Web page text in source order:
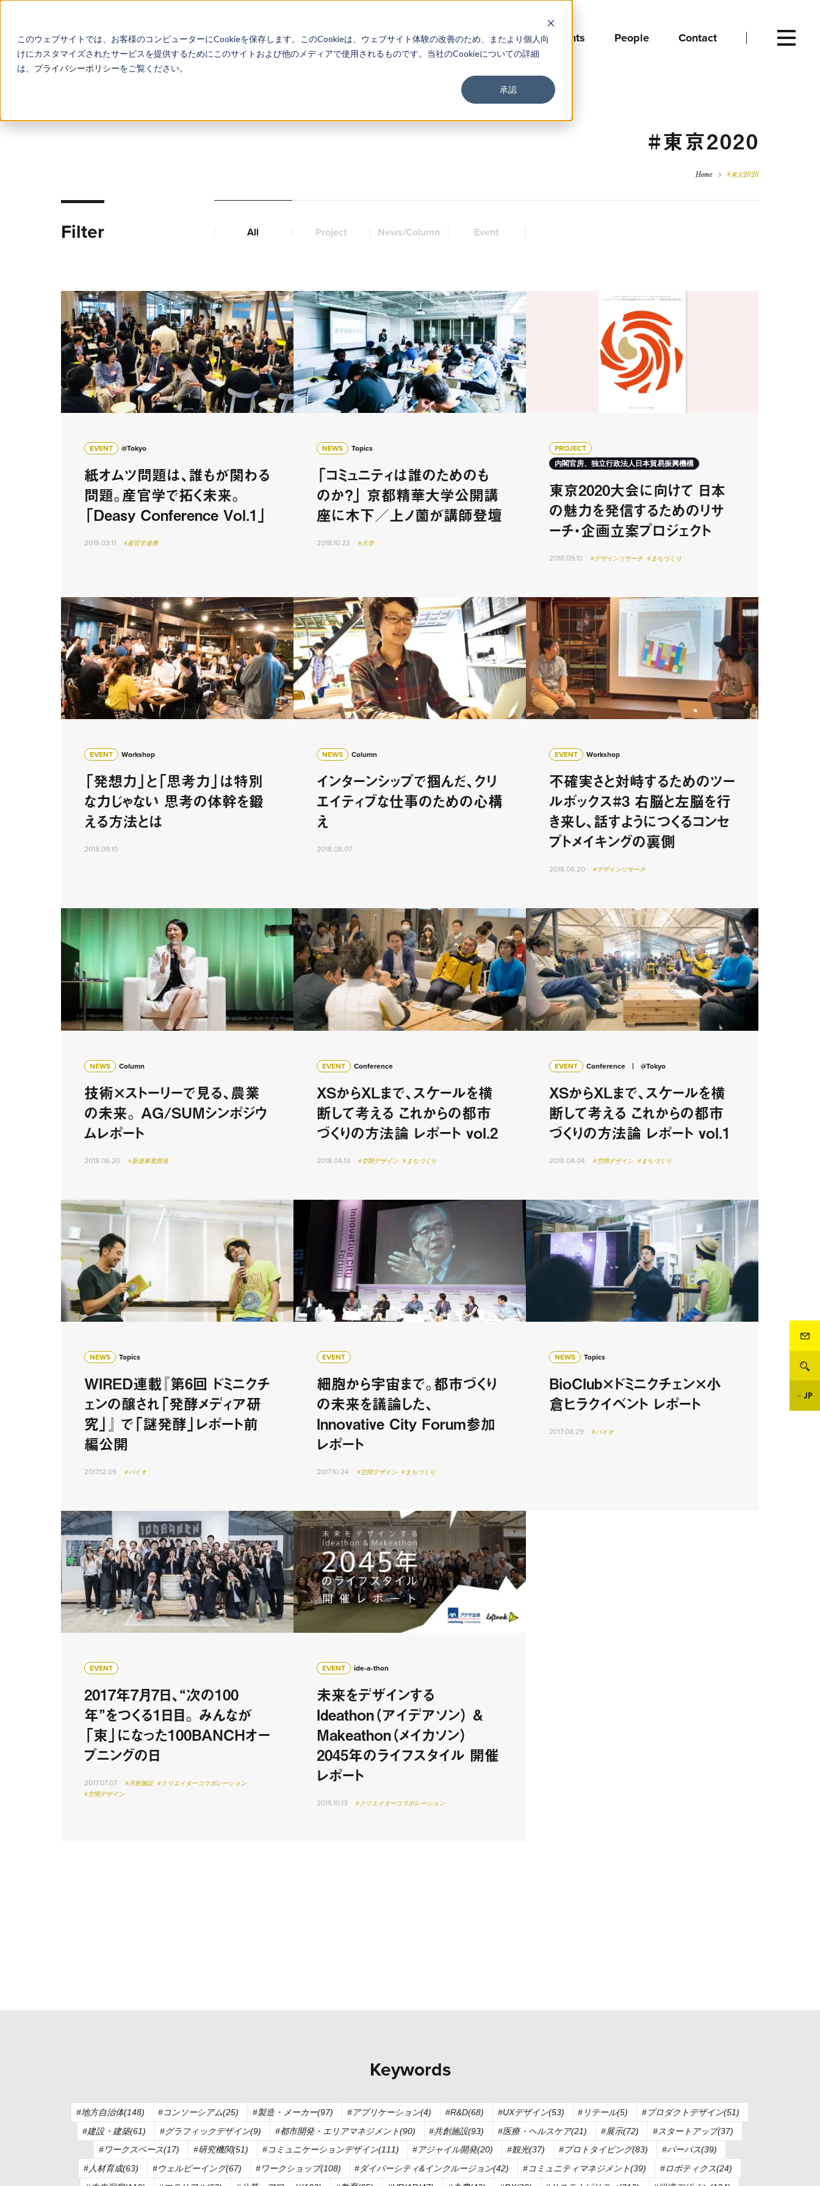
このウェブサイトでは、お客様のコンピューターにCookieを保存します。このCookieは、ウェブサイト体験の改善のため、またより個人向
けにカスタマイズされたサービスを提供するためにこのサイトおよび他のメディアで使用されるものです。当社のCookieについての詳細
は、 プライバシーポリシーをご覧ください。
承認
About Service Work Findings Events People Contact
#東京2020
Home #東京2020
JP
Filter All Project News/Column Event
EVENT @Tokyo
紙オムツ問題は、誰もが関わる
問題。産官学で拓く未来。
「Deasy Conference Vol.1」
2019.03.11 #産官学連携
NEWS Topics
「コミュニティは誰のためのも
のか？」 京都精華大学公開講
座に木下／上ノ薗が講師登壇
2018.10.23 #大学
PROJECT
内閣官房、独立行政法人日本貿易振興機構
東京2020大会に向けて 日本
の魅力を発信するためのリサ
ーチ・企画立案プロジェクト
2018.09.10 #デザインリサーチ #まちづくり
EVENT Workshop
「発想力」と「思考力」は特別
な力じゃない 思考の体幹を鍛
える方法とは
2018.09.10
NEWS Column
インターンシップで掴んだ、クリ
エイティブな仕事のための心構
え
2018.08.07
EVENT Workshop
不確実さと対峙するためのツー
ルボックス#3 右脳と左脳を行
き来し、話すようにつくるコンセ
プトメイキングの裏側
2018.06.20 #デザインリサーチ
NEWS Column
技術×ストーリーで見る、農業
の未来。 AG/SUMシンポジウ
ムレポート
2018.06.20 #新規事業開発
EVENT Conference
XSからXLまで、スケールを横
断して考える これからの都市
づくりの方法論 レポート vol.2
2018.04.13 #空間デザイン #まちづくり
EVENT Conference @Tokyo
XSからXLまで、スケールを横
断して考える これからの都市
づくりの方法論 レポート vol.1
2018.04.04 #空間デザイン #まちづくり
NEWS Topics
WIRED連載『第6回​ ドミニクチ
ェンの醸され「発酵メディア研
究」』 で「謎発酵」レポート前
編公開
2017.12.09 #バイオ
EVENT
細胞から宇宙まで。都市づくり
の未来を議論した、
Innovative City Forum参加
レポート
2017.10.24 #空間デザイン #まちづくり
NEWS Topics
BioClub×ドミニクチェン×小
倉ヒラクイベント レポート
2017.08.29 #バイオ
EVENT
2017年7月7日、“次の100
年”をつくる1日目。 みんなが
「束」になった100BANCHオー
プニングの日
2017.07.07 #共創施設
#クリエイターコラボレーション
#空間デザイン
EVENT ide-a-thon
未来をデザインする
Ideathon（アイデアソン） &
Makeathon（メイカソン）
2045年のライフスタイル 開催
レポート
2015.10.13 #クリエイターコラボレーション
Keywords
#地方自治体(148) #コンソーシアム(25) #製造・メーカー(97) #アプリケーション(4) #R&D(68) #UXデザイン(53) #リテール(5)
#プロダクトデザイン(51)
#建設・建築(61)
#グラフィックデザイン(9) #都市開発・エリアマネジメント(90) #共創施設(93) #医療・ヘルスケア(21) #展示(72)
#スタートアップ(37)
#ワークスペース(17)
#研究機関(51) #コミュニケーションデザイン(111) #アジャイル開発(20) #観光(37) #プロトタイピング(83)
#パーパス(39)
#人材育成(63)
#ウェルビーイング(67) #ワークショップ(108) #ダイバーシティ&インクルージョン(42) #コミュニティマネジメント(39)
#ロボティクス(24)